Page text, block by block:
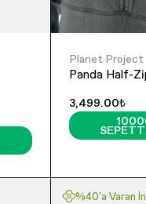
Planet Project
Panda Half-
3,499.00₺
%40'a Varan